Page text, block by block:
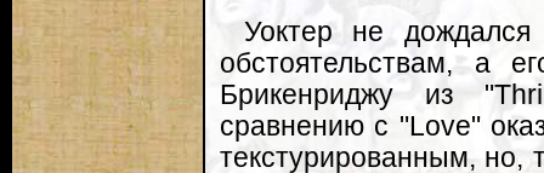
Уоктер не
обстоятельствам, а
Брикенриджу из
сравнению с "Love"
текстурированным, но,